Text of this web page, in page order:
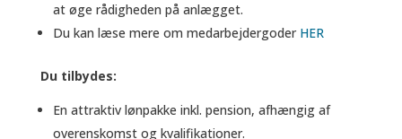
at øge rådigheden på anlægget.
Du kan læse mere om medarbejdergoder HER
Du tilbydes:
En attraktiv lønpakke inkl. pension, afhængig af
overenskomst og kvalifikationer.